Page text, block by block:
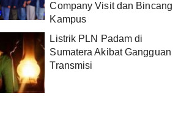
Company Visit dan Bincang
Kampus
Listrik PLN Padam di
Sumatera Akibat Gangguan
Transmisi